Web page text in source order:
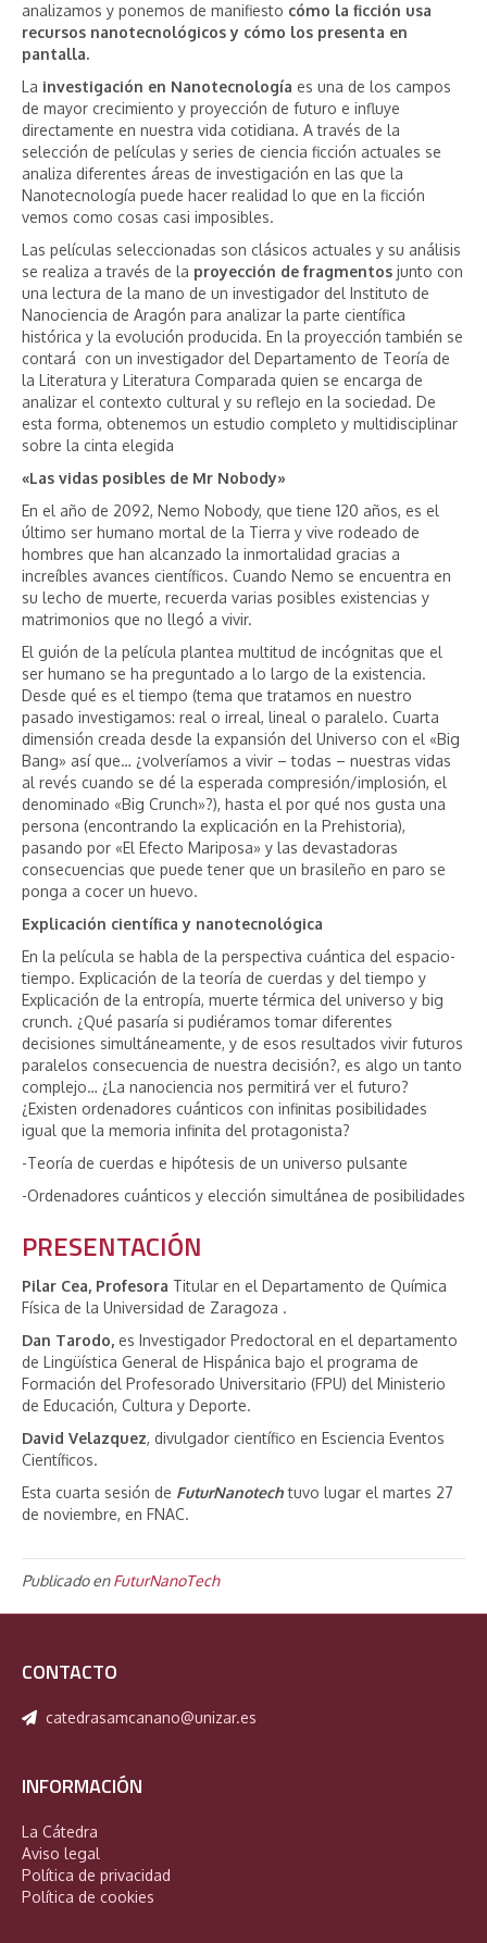
analizamos y ponemos de manifiesto cómo la ficción usa
recursos nanotecnológicos y cómo los presenta en
pantalla.
La investigación en Nanotecnología es una de los campos
de mayor crecimiento y proyección de futuro e influye
directamente en nuestra vida cotidiana. A través de la
selección de películas y series de ciencia ficción actuales se
analiza diferentes áreas de investigación en las que la
Nanotecnología puede hacer realidad lo que en la ficción
vemos como cosas casi imposibles.
Las películas seleccionadas son clásicos actuales y su análisis
se realiza a través de la proyección de fragmentos junto con
una lectura de la mano de un investigador del Instituto de
Nanociencia de Aragón para analizar la parte científica
histórica y la evolución producida. En la proyección también se
contará con un investigador del Departamento de Teoría de
la Literatura y Literatura Comparada quien se encarga de
analizar el contexto cultural y su reflejo en la sociedad. De
esta forma, obtenemos un estudio completo y multidisciplinar
sobre la cinta elegida
«Las vidas posibles de Mr Nobody»
En el año de 2092, Nemo Nobody, que tiene 120 años, es el
último ser humano mortal de la Tierra y vive rodeado de
hombres que han alcanzado la inmortalidad gracias a
increíbles avances científicos. Cuando Nemo se encuentra en
su lecho de muerte, recuerda varias posibles existencias y
matrimonios que no llegó a vivir.
El guión de la película plantea multitud de incógnitas que el
ser humano se ha preguntado a lo largo de la existencia.
Desde qué es el tiempo (tema que tratamos en nuestro
pasado investigamos: real o irreal, lineal o paralelo. Cuarta
dimensión creada desde la expansión del Universo con el «Big
Bang» así que… ¿volveríamos a vivir – todas – nuestras vidas
al revés cuando se dé la esperada compresión/implosión, el
denominado «Big Crunch»?), hasta el por qué nos gusta una
persona (encontrando la explicación en la Prehistoria),
pasando por «El Efecto Mariposa» y las devastadoras
consecuencias que puede tener que un brasileño en paro se
ponga a cocer un huevo.
Explicación científica y nanotecnológica
En la película se habla de la perspectiva cuántica del espacio-
tiempo. Explicación de la teoría de cuerdas y del tiempo y
Explicación de la entropía, muerte térmica del universo y big
crunch. ¿Qué pasaría si pudiéramos tomar diferentes
decisiones simultáneamente, y de esos resultados vivir futuros
paralelos consecuencia de nuestra decisión?, es algo un tanto
complejo… ¿La nanociencia nos permitirá ver el futuro?
¿Existen ordenadores cuánticos con infinitas posibilidades
igual que la memoria infinita del protagonista?
-Teoría de cuerdas e hipótesis de un universo pulsante
-Ordenadores cuánticos y elección simultánea de posibilidades
PRESENTACIÓN
Pilar Cea, Profesora Titular en el Departamento de Química
Física de la Universidad de Zaragoza .
Dan Tarodo, es Investigador Predoctoral en el departamento
de Lingüística General de Hispánica bajo el programa de
Formación del Profesorado Universitario (FPU) del Ministerio
de Educación, Cultura y Deporte.
David Velazquez, divulgador científico en Esciencia Eventos
Científicos.
Esta cuarta sesión de FuturNanotechtuvo lugar el martes 27
de noviembre, en FNAC.
Publicado enFuturNanoTech
CONTACTO
catedrasamcanano@unizar.es
INFORMACIÓN
La Cátedra
Aviso legal
Política de privacidad
Política de cookies